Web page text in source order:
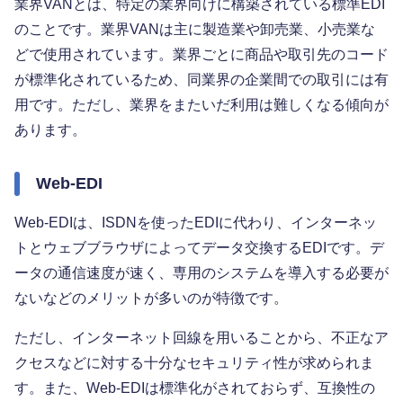
業界VANとは、特定の業界向けに構築されている標準EDI
のことです。業界VANは主に製造業や卸売業、小売業な
どで使用されています。業界ごとに商品や取引先のコード
が標準化されているため、同業界の企業間での取引には有
用です。ただし、業界をまたいだ利用は難しくなる傾向が
あります。
Web-EDI
Web-EDIは、ISDNを使ったEDIに代わり、インターネッ
トとウェブブラウザによってデータ交換するEDIです。デ
ータの通信速度が速く、専用のシステムを導入する必要が
ないなどのメリットが多いのが特徴です。
ただし、インターネット回線を用いることから、不正なア
クセスなどに対する十分なセキュリティ性が求められま
す。また、Web-EDIは標準化がされておらず、互換性の